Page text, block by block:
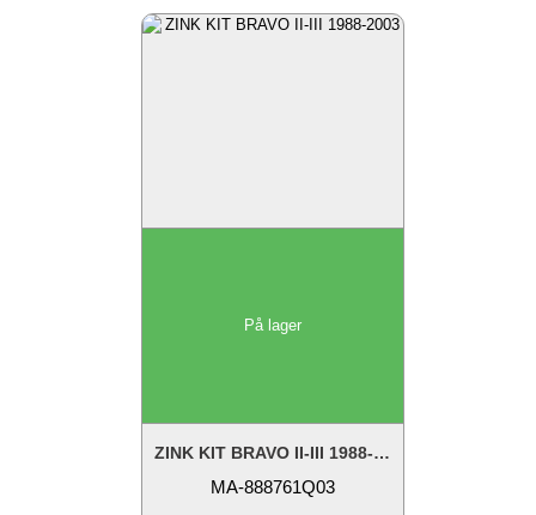
På lager
ZINK KIT BRAVO II-III 1988-2003 *
MA-888761Q03